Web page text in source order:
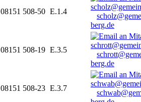
08151 508-50 E.1.4
berg.de
08151 508-19 E.3.5
berg.de
08151 508-23 E.3.7